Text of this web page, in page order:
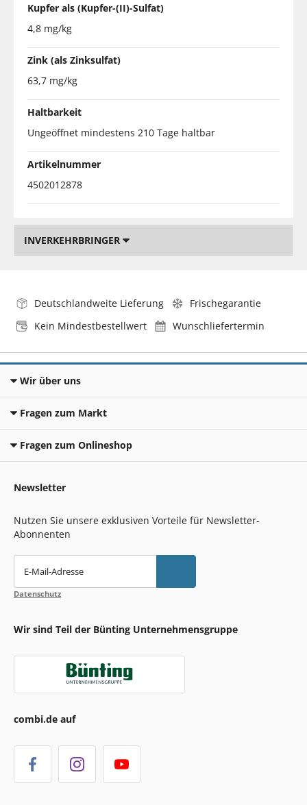
Kupfer als (Kupfer-(II)-Sulfat)
4,8 mg/kg
Zink (als Zinksulfat)
63,7 mg/kg
Haltbarkeit
Ungeöffnet mindestens 210 Tage haltbar
Artikelnummer
4502012878
INVERKEHRBRINGER
Deutschlandweite Lieferung
Frischegarantie
Kein Mindestbestellwert
Wunschliefertermin
Wir über uns
Fragen zum Markt
Fragen zum Onlineshop
Newsletter
Nutzen Sie unsere exklusiven Vorteile für Newsletter-
Abonnenten
E-Mail-Adresse
Datenschutz
Wir sind Teil der Bünting Unternehmensgruppe
combi.de auf